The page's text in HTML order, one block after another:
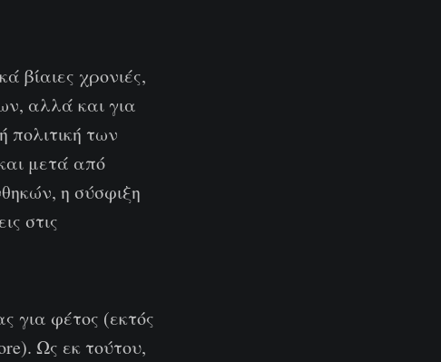
βίαιες χρονιές,
αλλά και για
πολιτική των
μετά από
η σύσφιξη
στις
για φέτος (εκτός
Ως εκ τούτου,